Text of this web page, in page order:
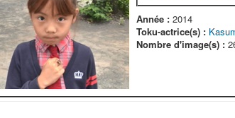
Année : 2014
Toku-actrice(s) :
Nombre d'image(s) :